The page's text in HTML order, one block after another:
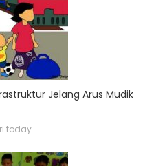
Jelang Arus Mudik
today